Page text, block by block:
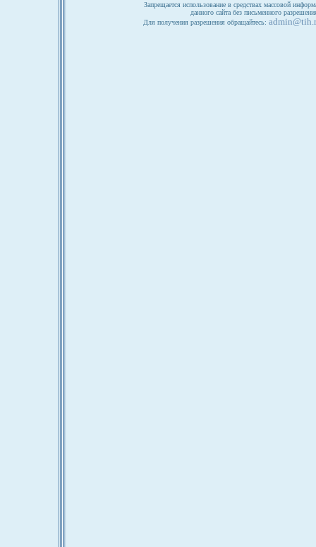
Запрещается использование в средствах массовой
данного сайта без письменного
Для получения разрешения обращайтесь: